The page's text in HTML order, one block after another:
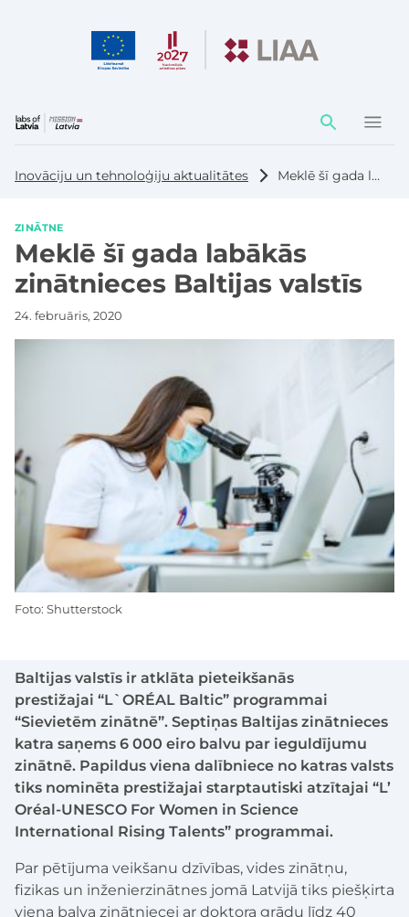
Darbības
elementi
Inovāciju un tehnoloģiju aktualitātes Meklē šī gada labākās zinātnieces Baltijas valstīs
ZINĀTNE
Meklē šī gada labākās
zinātnieces Baltijas valstīs
24. februāris, 2020
Baltijas valstīs ir atklāta pieteikšanās
prestižajai “L`ORÉAL Baltic” programmai
“Sievietēm zinātnē”. Septiņas Baltijas zinātnieces
katra saņems 6 000 eiro balvu par ieguldījumu
zinātnē. Papildus viena dalībniece no katras valsts
tiks nominēta prestižajai starptautiski atzītajai “L’
Oréal-UNESCO For Women in Science
International Rising Talents” programmai.
Par pētījuma veikšanu dzīvības, vides zinātņu,
fizikas un inženierzinātnes jomā Latvijā tiks piešķirta
viena balva zinātniecei ar doktora grādu līdz 40
Foto: Shutterstock